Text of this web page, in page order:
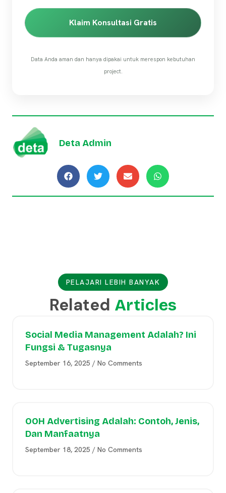
Klaim Konsultasi Gratis
Data Anda aman dan hanya dipakai untuk merespon kebutuhan
project.
Deta Admin
PELAJARI LEBIH BANYAK
Related Articles
Social Media Management Adalah? Ini
Fungsi & Tugasnya
September 16, 2025 No Comments
OOH Advertising Adalah: Contoh, Jenis,
Dan Manfaatnya
September 18, 2025 No Comments